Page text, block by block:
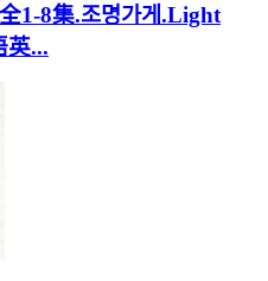
1-8集.조명가게.Light
英...